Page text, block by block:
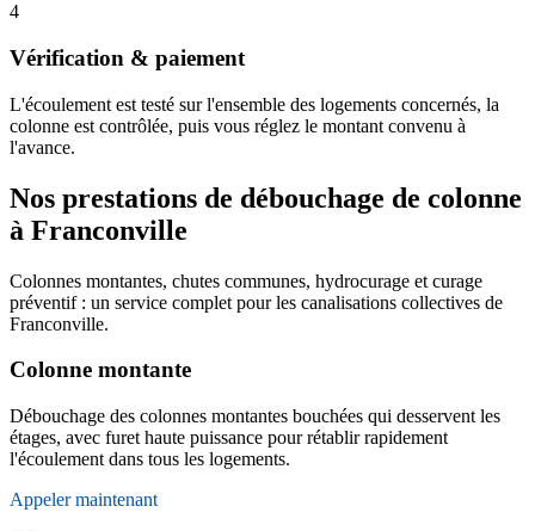
4
Vérification & paiement
L'écoulement est testé sur l'ensemble des logements concernés, la
colonne est contrôlée, puis vous réglez le montant convenu à
l'avance.
Nos prestations de débouchage de colonne
à Franconville
Colonnes montantes, chutes communes, hydrocurage et curage
préventif : un service complet pour les canalisations collectives de
Franconville.
Colonne montante
Débouchage des colonnes montantes bouchées qui desservent les
étages, avec furet haute puissance pour rétablir rapidement
l'écoulement dans tous les logements.
Appeler maintenant